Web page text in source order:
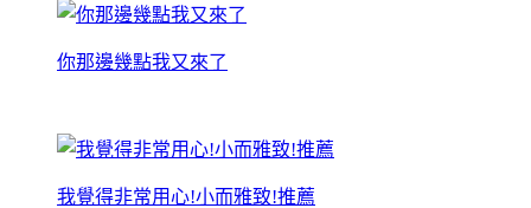
你那邊幾點我又來了
我覺得非常用心!小而雅致!推薦